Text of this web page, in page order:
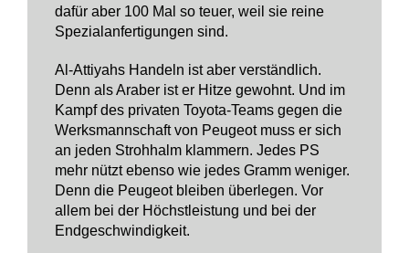
dafür aber 100 Mal so teuer, weil sie reine
Spezialanfertigungen sind.
Al-Attiyahs Handeln ist aber verständlich.
Denn als Araber ist er Hitze gewohnt. Und im
Kampf des privaten Toyota-Teams gegen die
Werksmannschaft von Peugeot muss er sich
an jeden Strohhalm klammern. Jedes PS
mehr nützt ebenso wie jedes Gramm weniger.
Denn die Peugeot bleiben überlegen. Vor
allem bei der Höchstleistung und bei der
Endgeschwindigkeit.